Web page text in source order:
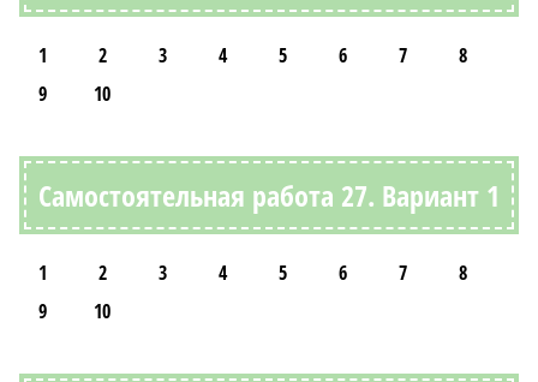
1 2 3 4 5 6 7
8
9
10
Самостоятельная работа 27. Вариант 1
1 2 3 4 5 6 7
8
9
10